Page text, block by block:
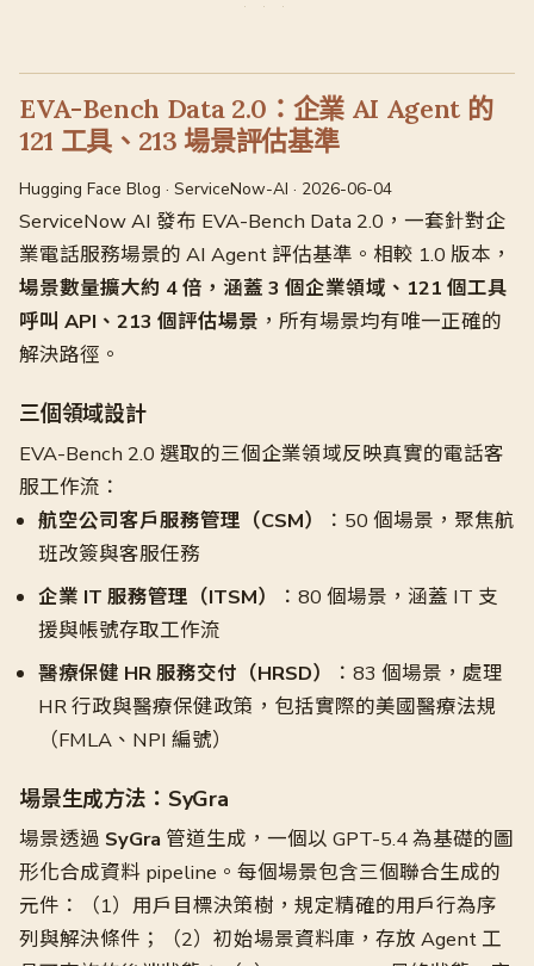
EVA-Bench Data 2.0：企業 AI Agent 的
121 工具、213 場景評估基準
Hugging Face Blog · ServiceNow-AI · 2026-06-04
ServiceNow AI 發布 EVA-Bench Data 2.0，一套針對企
業電話服務場景的 AI Agent 評估基準。相較 1.0 版本，
場景數量擴大約 4 倍，涵蓋 3 個企業領域、121 個工具
呼叫 API、213 個評估場景 ，所有場景均有唯一正確的
解決路徑。
三個領域設計
EVA-Bench 2.0 選取的三個企業領域反映真實的電話客
服工作流：
航空公司客戶服務管理（CSM）
：50 個場景，聚焦航
班改簽與客服任務
企業 IT 服務管理（ITSM）
：80 個場景，涵蓋 IT 支
援與帳號存取工作流
醫療保健 HR 服務交付（HRSD）
：83 個場景，處理
HR 行政與醫療保健政策，包括實際的美國醫療法規
（FMLA、NPI 編號）
場景生成方法：SyGra
場景透過 SyGra 管道生成，一個以 GPT-5.4 為基礎的圖
形化合成資料 pipeline。每個場景包含三個聯合生成的
元件：（1）用戶目標決策樹，規定精確的用戶行為序
列與解決條件；（2）初始場景資料庫，存放 Agent 工